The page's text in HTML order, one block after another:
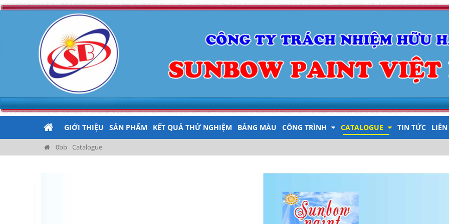
GIỚI THIỆU SẢN PHẨM KẾT QUẢ THỬ NGHIỆM BẢNG MÀU CÔNG TRÌNH CATALOGUE TIN TỨC
VI EN
Catalogue